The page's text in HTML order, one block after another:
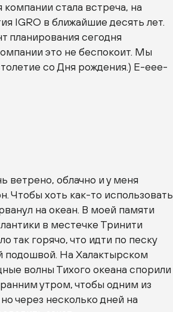
стала встреча, на
IGRO в ближайшие десять лет.
планирования сегодня
это не беспокоит. Мы
со Дня рождения.) Е-еее-
ветрено, облачно и у меня
Чтобы хоть как-то использовать
на океан. В моей памяти
в местечке Тринити
так горячо, что идти по песку
подошвой. На Халактырском
волны Тихого океана спорили
утром, чтобы одним из
через несколько дней на